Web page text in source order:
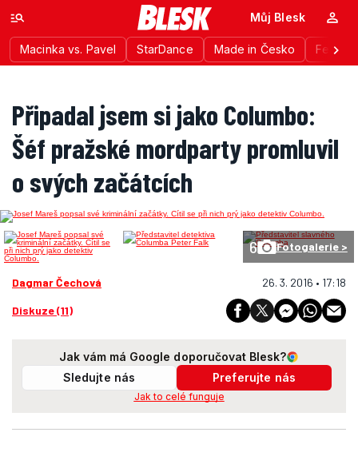
Macinka vs. Pavel StarDance Made in Česko
Můj Blesk
Připadal jsem si jako Columbo:
Šéf pražské mordparty promluvil
o svých začátcích
6 Fotogalerie >
Dagmar Čechová 26. 3. 2016 • 17:18
Diskuze (11)
Jak vám má Google doporučovat Blesk?
Sledujte nás
Preferujte nás
Jak to celé funguje